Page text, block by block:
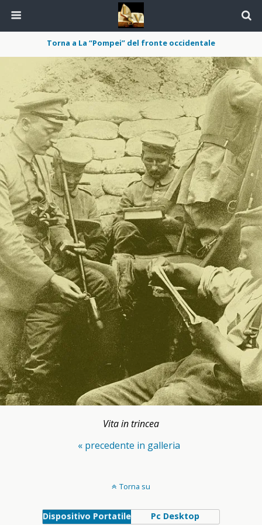
Torna a La “Pompei” del fronte occidentale
Vita in trincea
« precedente in galleria
Torna su
Dispositivo Portatile Pc Desktop